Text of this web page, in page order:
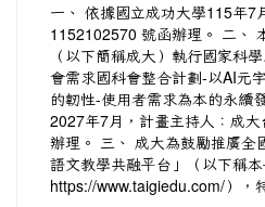
一、 依據國立成功大學115年7
1152102570 號函辦理。 二、
（以下簡稱成大）執行國家科
會需求國科會整合計劃-以AI元
的韌性-使用者需求為本的永續
2027年7月，計畫主持人：成大
辦理。 三、 成大為鼓勵推廣全
語文教學共融平台」（以下稱本
https://www.taigiedu.com/），